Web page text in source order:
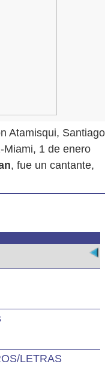
Atamisqui, Santiago
Miami, 1 de enero
, fue un cantante,
LETRAS